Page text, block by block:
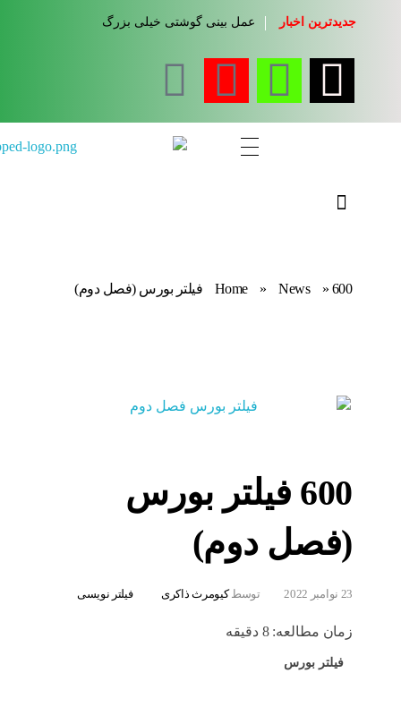
جدیدترین اخبار عمل بینی گوشتی خیلی بزرگ
Home » News » 600 فیلتر بورس (فصل دوم)
600 فیلتر بورس
(فصل دوم)
23 نوامبر 2022 توسط کیومرث ذاکری فیلتر نویسی
زمان مطالعه:8 دقیقه
فیلتر بورس